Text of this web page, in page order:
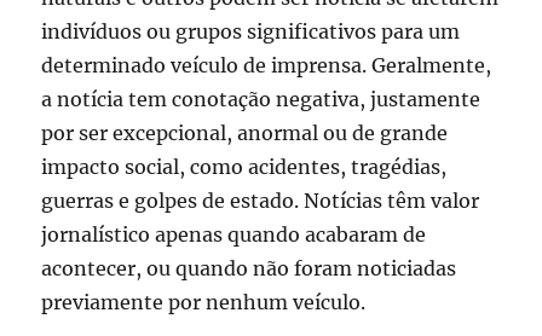
indivíduos ou grupos significativos para um
determinado veículo de imprensa. Geralmente,
a notícia tem conotação negativa, justamente
por ser excepcional, anormal ou de grande
impacto social, como acidentes, tragédias,
guerras e golpes de estado. Notícias têm valor
jornalístico apenas quando acabaram de
acontecer, ou quando não foram noticiadas
previamente por nenhum veículo.